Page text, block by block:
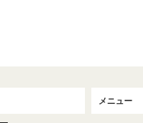
メニュー